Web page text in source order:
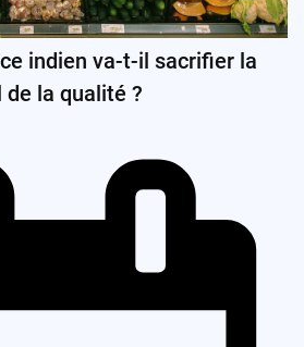
indien va-t-il sacrifier la
de la qualité ?